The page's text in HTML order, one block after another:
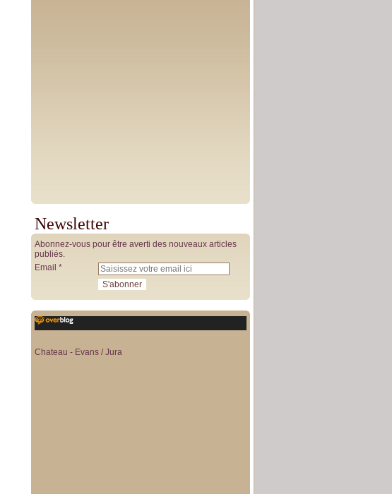
Newsletter
Abonnez-vous pour être averti des nouveaux articles
publiés.
Email
Chateau - Evans / Jura